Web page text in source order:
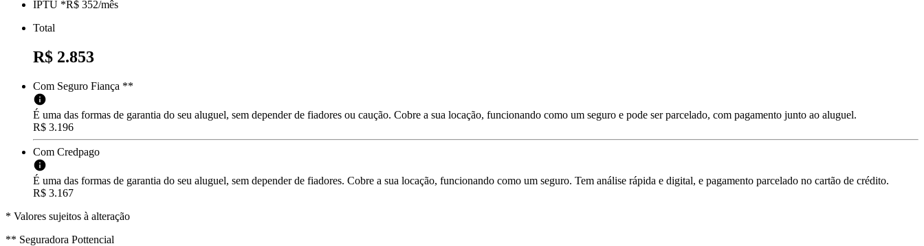
IPTU *R$ 352/mês
Total
R$ 2.853
Com Seguro Fiança **
É uma das formas de garantia do seu aluguel, sem depender de fiadores ou caução. Cobre a sua locação, funcionando como um seguro e pode ser parcelado, com pagamento junto ao aluguel.
R$ 3.196
Com Credpago
É uma das formas de garantia do seu aluguel, sem depender de fiadores. Cobre a sua locação, funcionando como um seguro. Tem análise rápida e digital, e pagamento parcelado no cartão de crédito.
R$ 3.167
* Valores sujeitos à alteração
** Seguradora Pottencial